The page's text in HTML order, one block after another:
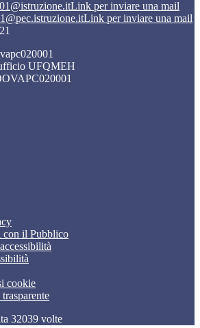
Link per inviare una mail
Link per inviare una mail
UFQMEH
il Pubblico
cookie
32039 volte